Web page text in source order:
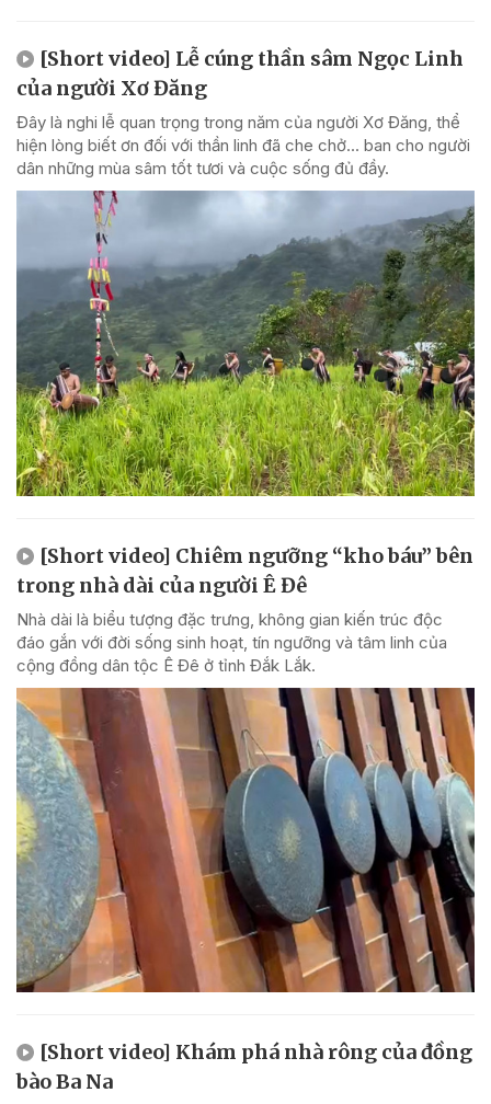
[Short video] Lễ cúng thần sâm Ngọc Linh
của người Xơ Đăng
Đây là nghi lễ quan trọng trong năm của người Xơ Đăng, thể
hiện lòng biết ơn đối với thần linh đã che chở... ban cho người
dân những mùa sâm tốt tươi và cuộc sống đủ đầy.
[Short video] Chiêm ngưỡng “kho báu” bên
trong nhà dài của người Ê Đê
Nhà dài là biểu tượng đặc trưng, không gian kiến trúc độc
đáo gắn với đời sống sinh hoạt, tín ngưỡng và tâm linh của
cộng đồng dân tộc Ê Đê ở tỉnh Đắk Lắk.
[Short video] Khám phá nhà rông của đồng
bào Ba Na